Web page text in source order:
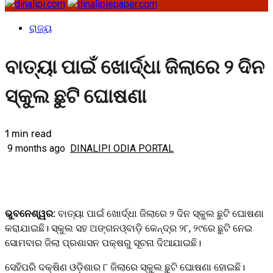
ରାଜ୍ୟ
ବାତ୍ୟା ପାଇଁ ଖୋର୍ଦ୍ଧା ଜିଲାରେ ୨ ଦିନ
ସ୍କୁଲ ଛୁଟି ଘୋଷଣା
1 min read
9 months ago DINALIPI ODIA PORTAL
ଭୁବନେଶ୍ୱର: ବାତ୍ୟା ପାଇଁ ଖୋର୍ଦ୍ଧା ଜିଲାରେ ୨ ଦିନ ସ୍କୁଲ ଛୁଟି ଘୋଷଣା
କରାଯାଇଛି। ସ୍କୁଲ ସହ ଅଙ୍ଗନଓ୍ବାଡ଼ି କେନ୍ଦ୍ର ୨୮, ୨୯ରେ ଛୁଟି ନେଇ
ସୋମବାର ଜିଲା ପ୍ରଶାସନ ପକ୍ଷରୁ ସୂଚନା ଦିଆଯାଇଛି।
ସେହିପରି ଦକ୍ଷିଣ ଓଡ଼ିଶାର ୮ ଜିଲାରେ ସ୍କୁଲ ଛୁଟି ଘୋଷଣା ହୋଇଛି।